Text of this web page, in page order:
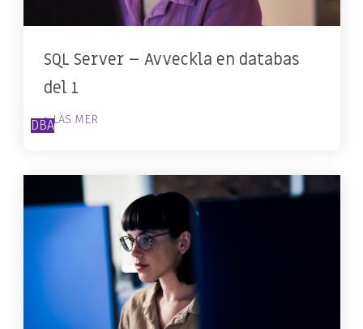
SQL Server – Avveckla en databas
del 1
DBA> LÄS MER